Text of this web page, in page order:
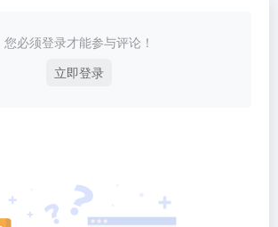
您必须登录才能参与评论！
立即登录